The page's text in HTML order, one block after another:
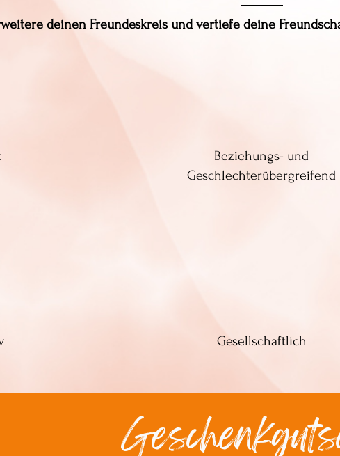
deinen Freundeskreis und vertiefe deine
Beziehungs- und
Geschlechterübergreifend
Gesellschaftlich